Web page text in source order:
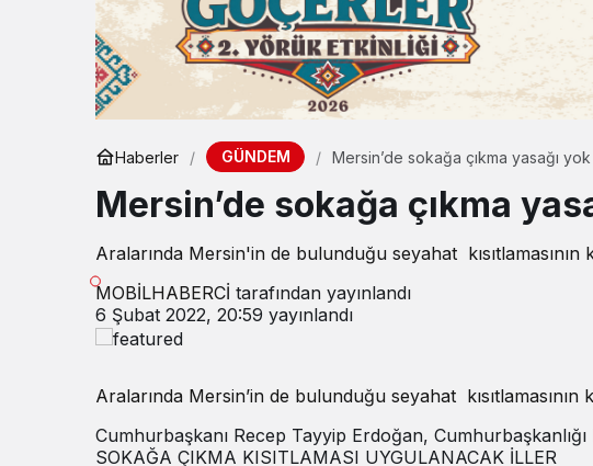
Haberler GÜNDEM Mersin’de sokağa çıkma yasağı yok
Mersin’de sokağa çıkma
Aralarında Mersin'in de bulunduğu seyahat
MOBİLHABERCİ tarafından yayınlandı
6 Şubat 2022, 20:59 yayınlandı
Aralarında Mersin’in de bulunduğu seyahat
Cumhurbaşkanı Recep Tayyip Erdoğan, Cumhurbaşkanlığı
SOKAĞA ÇIKMA KISITLAMASI UYGULANACAK İLLER